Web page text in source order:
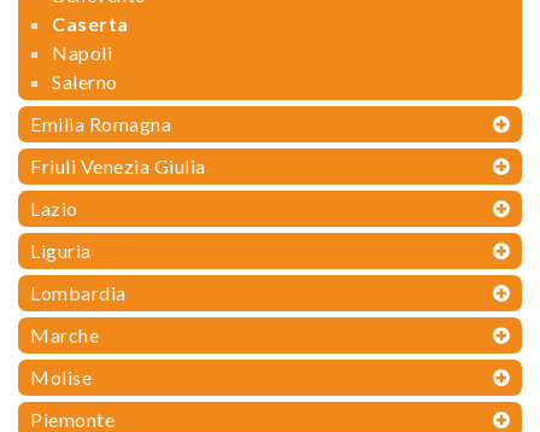
Caserta
Napoli
Salerno
Emilia Romagna
Friuli Venezia Giulia
Lazio
Liguria
Lombardia
Marche
Molise
Piemonte